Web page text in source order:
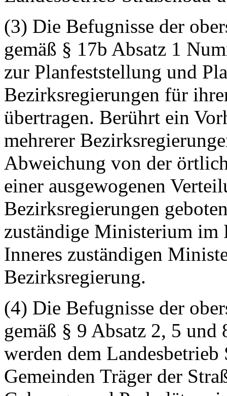
(3) Die Befugnisse der
gemäß § 17b Absatz 1
zur Planfeststellung und
Bezirksregierungen für
übertragen. Berührt ein
mehrerer
Abweichung von der
einer ausgewogenen
Bezirksregierungen
zuständige Ministerium im
Inneres zuständigen
Bezirksregierung.
(4) Die Befugnisse der
gemäß § 9 Absatz 2, 5 und
werden dem
Gemeinden Träger der